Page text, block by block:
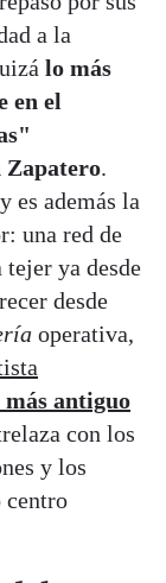
a la
lo más
en el
Zapatero.
es además la
una red de
tejer ya desde
desde
operativa,
más antiguo
con los
y los
centro